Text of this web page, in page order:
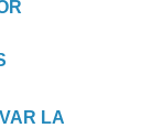
LA